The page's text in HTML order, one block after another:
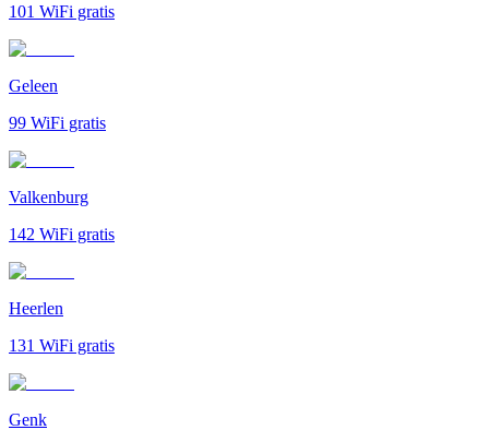
101 WiFi gratis
Geleen
99 WiFi gratis
Valkenburg
142 WiFi gratis
Heerlen
131 WiFi gratis
Genk